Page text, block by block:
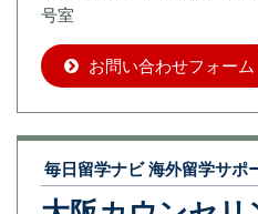
号室
お問い合わせフォーム
毎日留学ナビ 海外留学サポ